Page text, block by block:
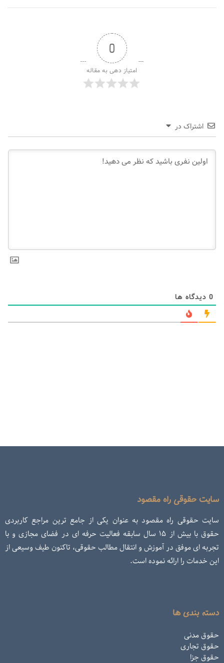
0
امتیاز دهی به مقاله
اشتراک در
0 دیدگاه ها
سایت حقوقی راه مقصود
سایت حقوقی راه مقصود به عنوان یکی از جامع ترین مراجع کاربردی
حقوق با بیش از ۱۵ سال سابقه فعالیت حرفه ای در فضای مجازی و با
تجربه ای موفق در آموزش و انتقال مطالب حقوقی، تاکنون طیف وسیعی از
این خدمات را ارائه نموده است.
دسته بندی ها
حقوق مدنی
حقوق تجاری
حقوق جزا